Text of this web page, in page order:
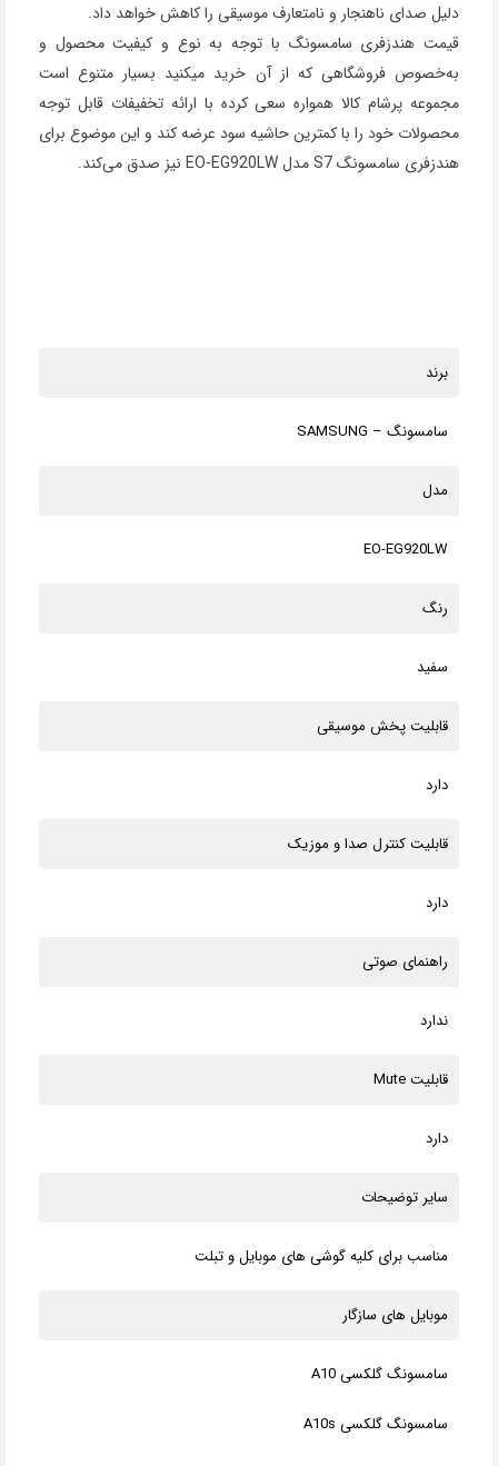
دلیل صدای ناهنجار و نامتعارف موسیقی را کاهش خواهد داد.
قیمت هندزفری سامسونگ با توجه به نوع و کیفیت محصول و
به‌خصوص فروشگاهی که از آن خرید میکنید بسیار متنوع است
مجموعه پرشام کالا همواره سعی کرده با ارائه تخفیفات قابل توجه
محصولات خود را با کمترین حاشیه سود عرضه کند و این موضوع برای
هندزفری سامسونگ S7 مدل EO-EG920LW نیز صدق می‌کند.
برند
سامسونگ – SAMSUNG
مدل
EO-EG920LW
رنگ
سفید
قابلیت پخش موسیقی
دارد
قابلیت کنترل صدا و موزیک
دارد
راهنمای صوتی
ندارد
قابلیت Mute
دارد
سایر توضیحات
مناسب برای کلیه گوشی های موبایل و تبلت
موبایل های سازگار
سامسونگ گلکسی A10
سامسونگ گلکسی A10s